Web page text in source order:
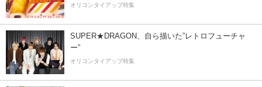
オリコンタイアップ特集
SUPER★DRAGON、自ら描いた”レトロフューチャ
ー”
オリコンタイアップ特集